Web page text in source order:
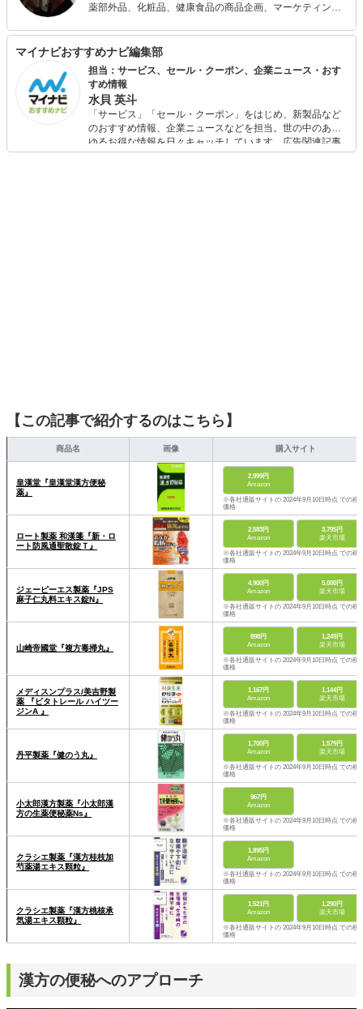
薬部外品、化粧品、健康食品の商品企画、マーケティン
して、青汁マイスター・ソムリエ、薬膳コーディネーター
の資格を有し、これまでに執筆は100事案を超え、商品企
画提案なども含め幅広く活動中。
マイナビおすすめナビ編集部
担当：サービス、セール・クーポン、企業ニュース・おす
すめ情報
水貝 英斗
「サービス」「セール・クーポン」をはじめ、新製品など
のおすすめ情報、企業ニュースなどを担当。世の中のあら
ゆるお得な情報を日々キャッチしています。広告関連記事
の制作にも携わり、SEOの知見を活かし商品販促のプラン
【この記事で紹介するのはこちら】
商品名 画像 購入サイト
皇漢堂『皇漢堂漢方便秘
薬』
2,999円
Amazon
※各社通販サイトの 2024年9月10日時点 での税
価格
ロート製薬 和漢箋『新・ロ
ート防風通聖散錠Ｔ』
2,583円
Amazon
3,795円
楽天市場
※各社通販サイトの 2024年9月10日時点 での税
価格
ジェーピーエス製薬『JPS
麻子仁丸料エキス錠N』
4,900円
Amazon
5,000円
楽天市場
※各社通販サイトの 2024年9月10日時点 での税
価格
山崎帝國堂『複方毒掃丸』
898円
Amazon
1,249円
楽天市場
※各社通販サイトの 2024年9月10日時点 での税
価格
メディスンプラス/美吉野製
薬 『ビタトレール ハイツー
ジンA 』
1,167円
Amazon
1,144円
楽天市場
※各社通販サイトの 2024年9月10日時点 での税
価格
丹平製薬『健のう丸』
1,700円
Amazon
1,579円
楽天市場
※各社通販サイトの 2024年9月10日時点 での税
価格
小太郎漢方製薬『小太郎漢
方の生薬便秘薬Ns』
967円
Amazon
※各社通販サイトの 2024年9月10日時点 での税
価格
クラシエ製薬『漢方桂枝加
芍薬湯エキス顆粒』
1,895円
Amazon
※各社通販サイトの 2024年9月10日時点 での税
価格
クラシエ製薬『漢方桃核承
気湯エキス顆粒』
1,521円
Amazon
1,290円
楽天市場
※各社通販サイトの 2024年9月10日時点 での税
価格
漢方の便秘へのアプローチ